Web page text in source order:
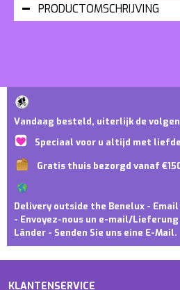
PRODUCTOMSCHRIJVING
Vandaag besteld, uiterlijk de
Speciaal voor u altijd met
Gratis thuis bezorgd vanaf
Delivery outside the Benelux -
- Envoyez-nous un e-mail/
Länder - Senden Sie uns eine E-Mail.
KLANTENSERVICE